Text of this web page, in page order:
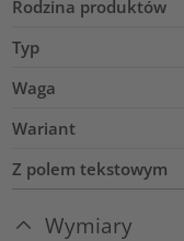
Rodzina produktów
Typ
Waga
Wariant
Z polem tekstowym
Wymiary